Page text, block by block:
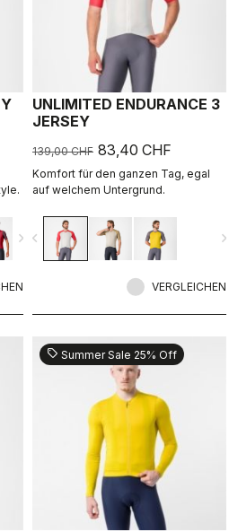
navigate_next
UNLIMITED ENDURANCE 3
JERSEY
139,00 CHF 83,40 CHF
Komfort für den ganzen Tag, egal
auf welchem Untergrund.
navigate_before
VERGLEICHEN
sell Summer Sale 25% Off